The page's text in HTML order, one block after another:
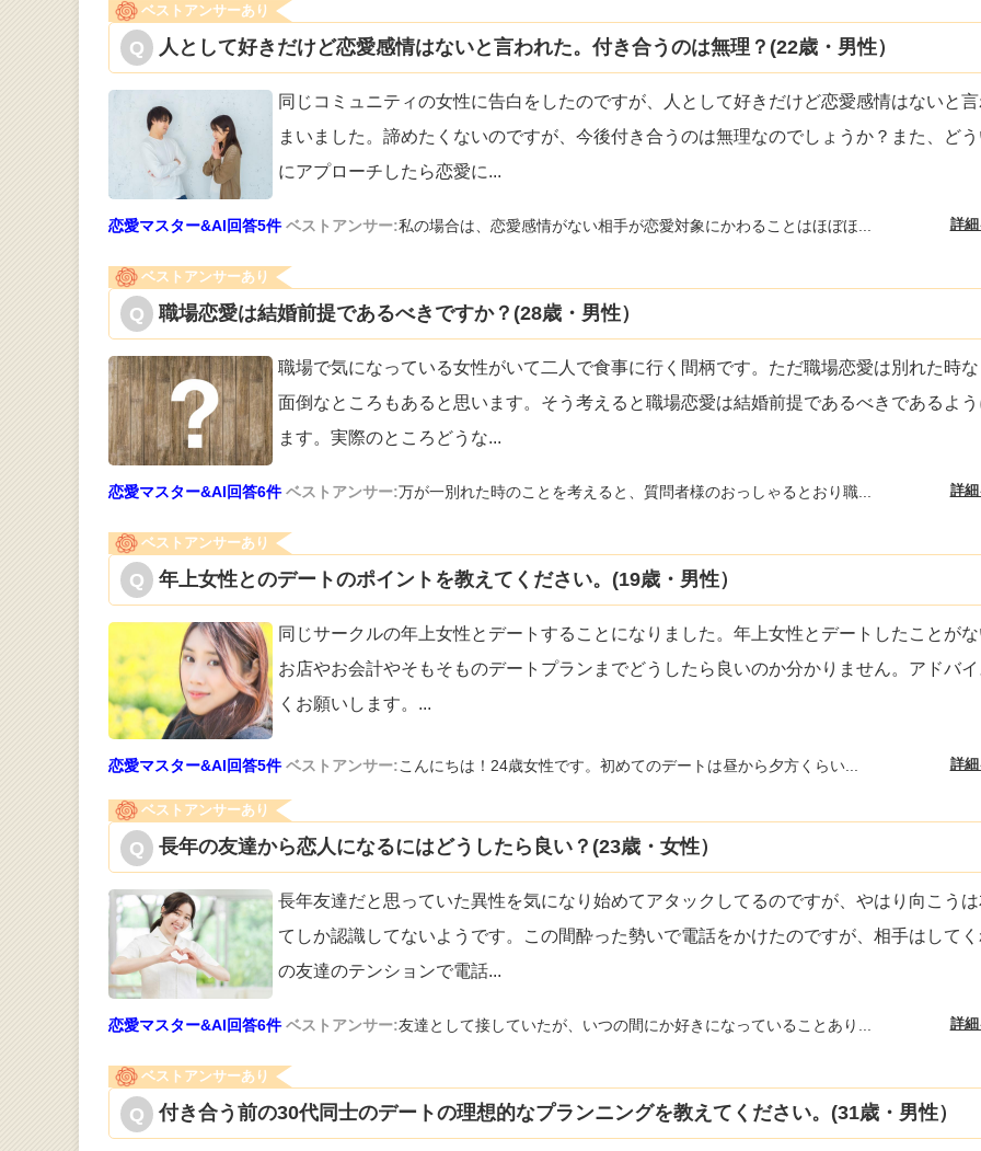
ベストアンサーあり
人として好きだけど恋愛感情はないと言われた。付き合うのは無理？(22歳・男性）
同じコミュニティの女性に告白をしたのですが、人として好きだけど恋愛感情はないと
まいました。 諦めたくないのですが、今後付き合うのは無理なのでしょうか？また、ど
にアプローチしたら恋愛に...
恋愛マスター&AI回答5件 ベストアンサー:私の場合は、恋愛感情がない相手が恋愛対象にかわることはほぼほ... 詳
ベストアンサーあり
職場恋愛は結婚前提であるべきですか？(28歳・男性）
職場で気になっている女性がいて二人で食事に行く間柄です。ただ職場恋愛は別れた時
面倒なところ もあると思います。そう考えると職場恋愛は結婚前提であるべきであるよ
ます。実際のところどうな...
恋愛マスター&AI回答6件 ベストアンサー:万が一別れた時のことを考えると、質問者様のおっしゃるとおり職... 詳
ベストアンサーあり
年上女性とのデートのポイントを教えてください。(19歳・男性）
同じサークルの年上女性とデートすることになりました。年上女性とデートしたことが
お店やお会計やそもそものデートプランまでどうしたら良いのか分かりません。アドバ
くお願いします。 ...
恋愛マスター&AI回答5件 ベストアンサー:こんにちは！24歳女性です。初めてのデートは昼から夕方くらい... 詳
ベストアンサーあり
長年の友達から恋人になるにはどうしたら良い？(23歳・女性）
長年友達だと思っていた異性を気になり始めてアタックしてるのですが、やはり向こう
てしか認識してないようです。この間酔った勢いで電話をかけたのですが、相手はして
の友達のテンションで電話...
恋愛マスター&AI回答6件 ベストアンサー:友達として接していたが、いつの間にか好きになっていることあり... 詳
ベストアンサーあり
付き合う前の30代同士のデートの理想的なプランニングを教えてください。(31歳・男性）